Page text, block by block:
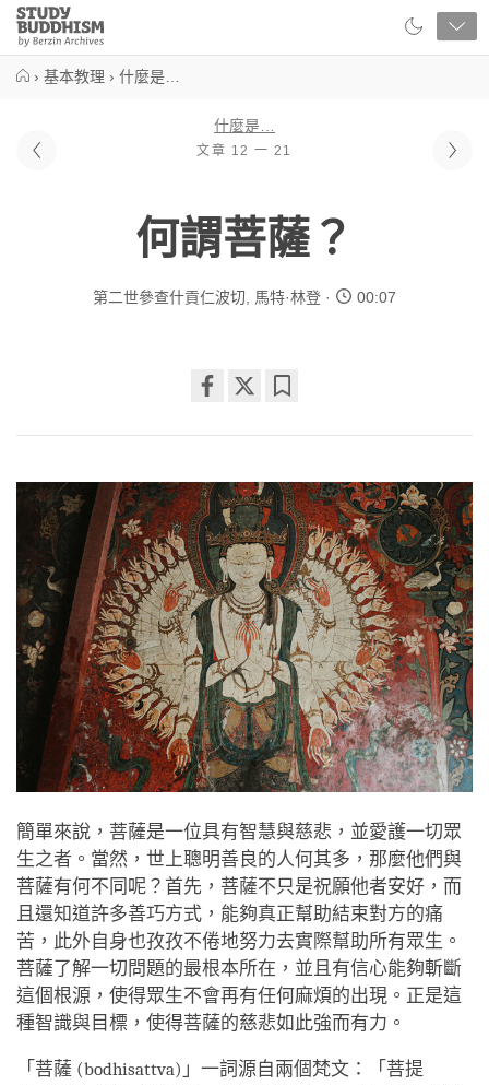
Close
Study
Buddhism
› 基本教理 › 什麼是…
什麼是…
文章 12 一 21
何謂菩薩？
第二世參查什貢仁波切 馬特·林登 00:07
on
簡單來說，菩薩是一位具有智慧與慈悲，並愛護一切眾
生之者。當然，世上聰明善良的人何其多，那麼他們與
菩薩有何不同呢？首先，菩薩不只是祝願他者安好，而
且還知道許多善巧方式，能夠真正幫助結束對方的痛
苦，此外自身也孜孜不倦地努力去實際幫助所有眾生。
菩薩了解一切問題的最根本所在，並且有信心能夠斬斷
這個根源，使得眾生不會再有任何麻煩的出現。正是這
種智識與目標，使得菩薩的慈悲如此強而有力。
「菩薩 (bodhisattva)」一詞源自兩個梵文：「菩提